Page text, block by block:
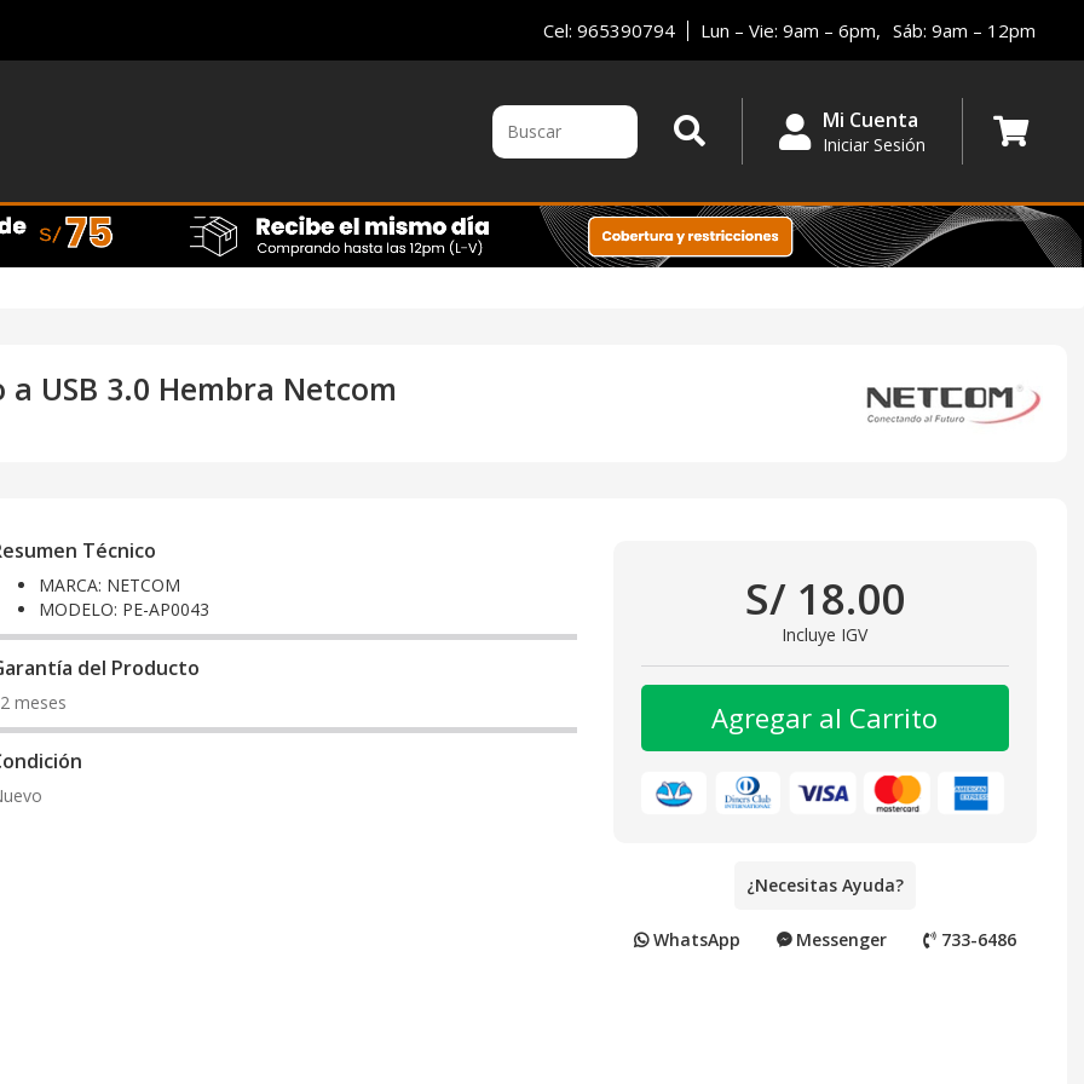
Cel: 965390794 Lun – Vie: 9am – 6pm, Sáb: 9am – 12pm
Mi Cuenta
Iniciar Sesión
USB 3.0 Hembra Netcom
Técnico
MARCA: NETCOM
MODELO: PE-AP0043
del Producto
meses
S/ 18.00
Incluye IGV
Agregar al Carrito
¿Necesitas Ayuda?
WhatsApp Messenger 733-6486